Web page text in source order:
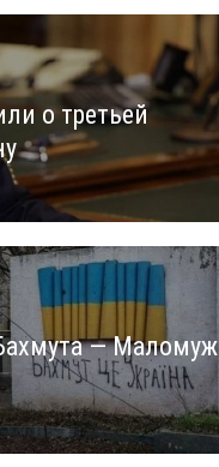
о третьей
— Маломуж